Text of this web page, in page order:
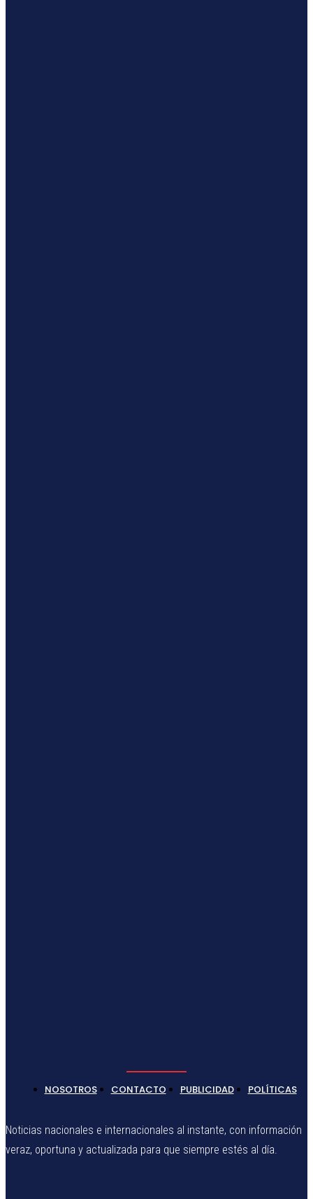
NOSOTROS CONTACTO PUBLICIDAD POLÍTICAS
Noticias nacionales e internacionales al instante, con información
veraz, oportuna y actualizada para que siempre estés al día.